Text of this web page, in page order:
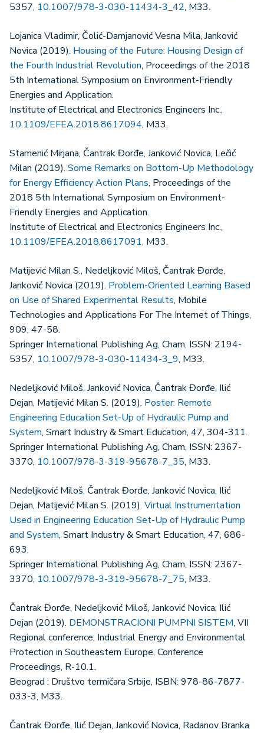
5357, 10.1007/978-3-030-11434-3_42, M33.
Lojanica Vladimir, Čolić-Damjanović Vesna Mila, Janković
Novica (2019). Housing of the Future: Housing Design of
the Fourth Industrial Revolution, Proceedings of the 2018
5th International Symposium on Environment-Friendly
Energies and Application.
Institute of Electrical and Electronics Engineers Inc.,
10.1109/EFEA.2018.8617094, M33.
Stamenić Mirjana, Čantrak Đorđe, Janković Novica, Lečić
Milan (2019). Some Remarks on Bottom-Up Methodology
for Energy Efficiency Action Plans, Proceedings of the
2018 5th International Symposium on Environment-
Friendly Energies and Application.
Institute of Electrical and Electronics Engineers Inc.,
10.1109/EFEA.2018.8617091, M33.
Matijević Milan S., Nedeljković Miloš, Čantrak Đorđe,
Janković Novica (2019). Problem-Oriented Learning Based
on Use of Shared Experimental Results, Mobile
Technologies and Applications For The Internet of Things,
909, 47-58.
Springer International Publishing Ag, Cham, ISSN: 2194-
5357, 10.1007/978-3-030-11434-3_9, M33.
Nedeljković Miloš, Janković Novica, Čantrak Đorđe, Ilić
Dejan, Matijević Milan S. (2019). Poster: Remote
Engineering Education Set-Up of Hydraulic Pump and
System, Smart Industry & Smart Education, 47, 304-311.
Springer International Publishing Ag, Cham, ISSN: 2367-
3370, 10.1007/978-3-319-95678-7_35, M33.
Nedeljković Miloš, Čantrak Đorđe, Janković Novica, Ilić
Dejan, Matijević Milan S. (2019). Virtual Instrumentation
Used in Engineering Education Set-Up of Hydraulic Pump
and System, Smart Industry & Smart Education, 47, 686-
693.
Springer International Publishing Ag, Cham, ISSN: 2367-
3370, 10.1007/978-3-319-95678-7_75, M33.
Čantrak Đorđe, Nedeljković Miloš, Janković Novica, Ilić
Dejan (2019). DEMONSTRACIONI PUMPNI SISTEM, VII
Regional conference, Industrial Energy and Environmental
Protection in Southeastern Europe, Conference
Proceedings, R-10.1.
Beograd : Društvo termičara Srbije, ISBN: 978-86-7877-
033-3, M33.
Čantrak Đorđe, Ilić Dejan, Janković Novica, Radanov Branka